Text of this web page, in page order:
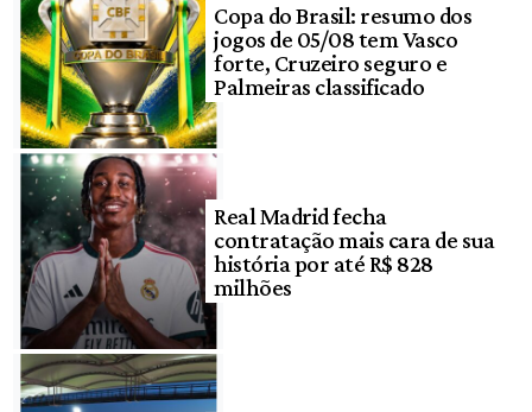
Copa do Brasil: resumo dos
jogos de 05/08 tem Vasco
forte, Cruzeiro seguro e
Palmeiras classificado
Real Madrid fecha
contratação mais cara de sua
história por até R$ 828
milhões